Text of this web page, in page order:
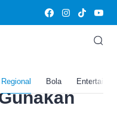
Regional Bola
Wisata
Riau